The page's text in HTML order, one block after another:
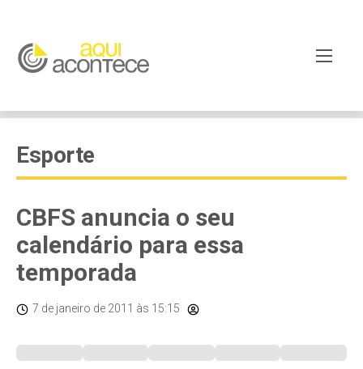
Esporte
CBFS anuncia o seu
calendário para essa
temporada
7 de janeiro de 2011 às 15:15